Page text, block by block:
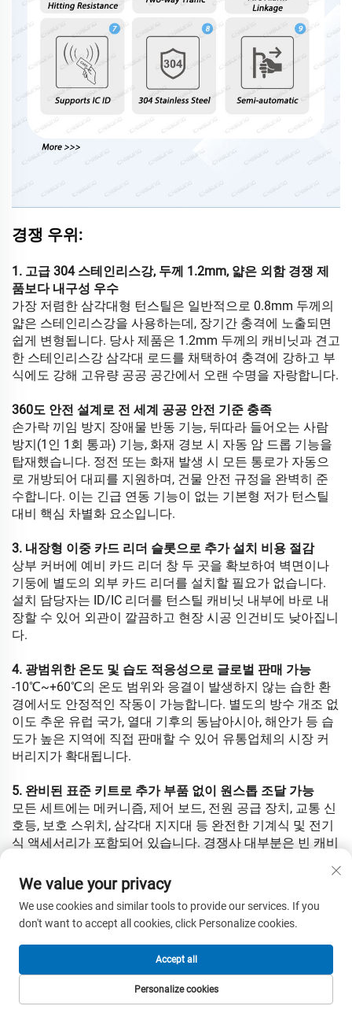
경쟁 우위:
1. 고급 304 스테인리스강, 두께 1.2mm, 얇은 외함 경쟁 제
품보다 내구성 우수
가장 저렴한 삼각대형 턴스틸은 일반적으로 0.8mm 두께의
얇은 스테인리스강을 사용하는데, 장기간 충격에 노출되면
쉽게 변형됩니다. 당사 제품은 1.2mm 두께의 캐비닛과 견고
한 스테인리스강 삼각대 로드를 채택하여 충격에 강하고 부
식에도 강해 고유량 공공 공간에서 오랜 수명을 자랑합니다.
360도 안전 설계로 전 세계 공공 안전 기준 충족
손가락 끼임 방지 장애물 반동 기능, 뒤따라 들어오는 사람
방지(1인 1회 통과) 기능, 화재 경보 시 자동 암 드롭 기능을
탑재했습니다. 정전 또는 화재 발생 시 모든 통로가 자동으
로 개방되어 대피를 지원하며, 건물 안전 규정을 완벽히 준
수합니다. 이는 긴급 연동 기능이 없는 기본형 저가 턴스틸
대비 핵심 차별화 요소입니다.
3. 내장형 이중 카드 리더 슬롯으로 추가 설치 비용 절감
상부 커버에 예비 카드 리더 창 두 곳을 확보하여 벽면이나
기둥에 별도의 외부 카드 리더를 설치할 필요가 없습니다.
설치 담당자는 ID/IC 리더를 턴스틸 캐비닛 내부에 바로 내
장할 수 있어 외관이 깔끔하고 현장 시공 인건비도 낮아집니
다.
4. 광범위한 온도 및 습도 적응성으로 글로벌 판매 가능
-10℃~+60℃의 온도 범위와 응결이 발생하지 않는 습한 환
경에서도 안정적인 작동이 가능합니다. 별도의 방수 개조 없
이도 추운 유럽 국가, 열대 기후의 동남아시아, 해안가 등 습
도가 높은 지역에 직접 판매할 수 있어 유통업체의 시장 커
버리지가 확대됩니다.
5. 완비된 표준 키트로 추가 부품 없이 원스톱 조달 가능
모든 세트에는 메커니즘, 제어 보드, 전원 공급 장치, 교통 신
호등, 보호 스위치, 삼각대 지지대 등 완전한 기계식 및 전기
식 액세서리가 포함되어 있습니다. 경쟁사 대부분은 빈 캐비
따로 구매해야 하며, 이로 인해 조달 및 물류 비용이 증가합
니다.
6. 반자동 메커니즘으로 고장률이 낮고 유지보수 비용이 적
음
반자동 자기식 락 구조는 완전 자동 모터식 회전문보다 전자
부품이 적어 전압 변동 및 먼지 간섭에 덜 민감합니다. 학교,
공장, 건설 현장 등 보행자 유동이 잦은 장소에 적합하며, 유
We value your privacy
We use cookies and similar tools to provide our services. If you
don't want to accept all cookies, click Personalize cookies.
Personalize cookies
Accept all